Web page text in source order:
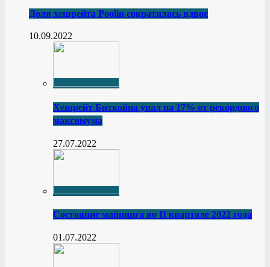
Доля хешрейта Poolin сократилась вдвое
10.09.2022
Хешрейт Биткойна упал на 17% от рекордного
максимума
27.07.2022
Состояние майнинга во II квартале 2022 года
01.07.2022